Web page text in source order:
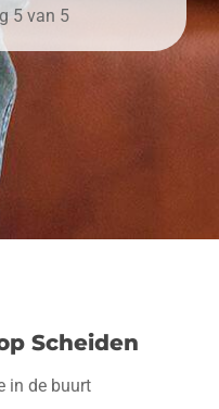
5 van 5
Scheiden
in de buurt